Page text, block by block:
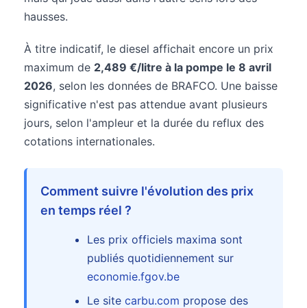
hausses.
À titre indicatif, le diesel affichait encore un prix
maximum de 2,489 €/litre à la pompe le 8 avril
2026, selon les données de BRAFCO. Une baisse
significative n'est pas attendue avant plusieurs
jours, selon l'ampleur et la durée du reflux des
cotations internationales.
Comment suivre l'évolution des prix
en temps réel ?
Les prix officiels maxima sont
publiés quotidiennement sur
economie.fgov.be
Le site carbu.com propose des